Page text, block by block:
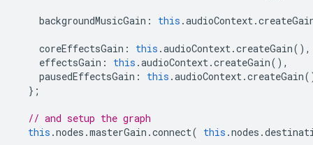
backgroundMusicGain : this .audioContext.
coreEffectsGain : this .audioContext.createGain(),
effectsGain : this .audioContext.createGain(),
pausedEffectsGain : this .audioContext.createGain
};
// and setup the graph
this .nodes .masterGain .connect( this .nodes .